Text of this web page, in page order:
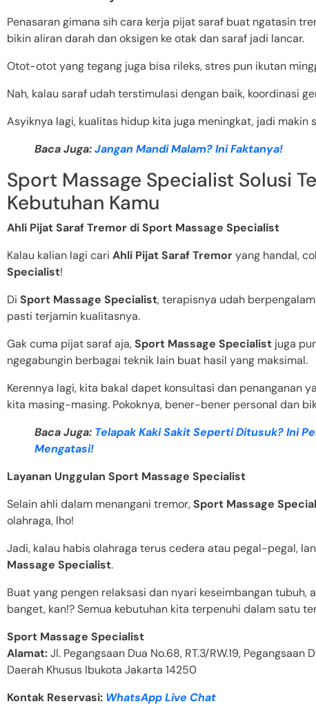
Penasaran gimana sih cara kerja pijat saraf buat ngatasin
bikin aliran darah dan oksigen ke otak dan saraf jadi lancar.
Otot-otot yang tegang juga bisa rileks, stres pun ikutan
Nah, kalau saraf udah terstimulasi dengan baik, koordinasi
Asyiknya lagi, kualitas hidup kita juga meningkat, jadi makin
Baca Juga:Jangan Mandi Malam? Ini Faktanya!
Sport Massage Specialist Solusi
Kebutuhan Kamu
Ahli Pijat Saraf Tremor di Sport Massage Specialist
Kalau kalian lagi cari Ahli Pijat Saraf Tremoryang handal,
Specialist!
Di Sport Massage Specialist, terapisnya udah
pasti terjamin kualitasnya.
Gak cuma pijat saraf aja,Sport Massage Specialist juga
ngegabungin berbagai teknik lain buat hasil yang maksimal.
Kerennya lagi, kita bakal dapet konsultasi dan penanganan
kita masing-masing. Pokoknya, bener-bener personal dan
Baca Juga: Telapak Kaki Sakit Seperti Ditusuk? Ini
Mengatasi!
Layanan Unggulan Sport Massage Specialist
Selain ahli dalam menangani tremor,Sport Massage
olahraga, lho!
Jadi, kalau habis olahraga terus cedera atau pegal-pegal,
Massage Specialist.
Buat yang pengen relaksasi dan nyari keseimbangan tubuh,
banget, kan!? Semua kebutuhan kita terpenuhi dalam satu
Sport Massage Specialist
Alamat:Jl. Pegangsaan Dua No.68, RT.3/RW.19, Pegangsaan
Daerah Khusus Ibukota Jakarta 14250
Kontak Reservasi: WhatsApp Live Chat